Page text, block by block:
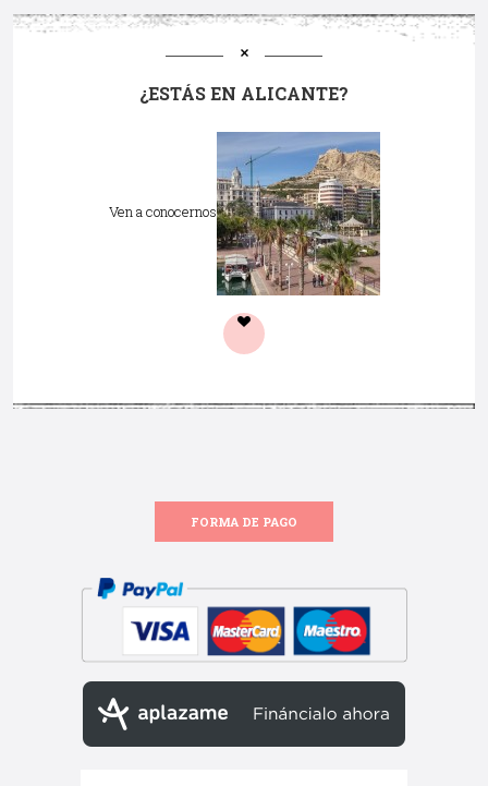
¿ESTÁS EN ALICANTE?
Ven a conocernos
FORMA DE PAGO